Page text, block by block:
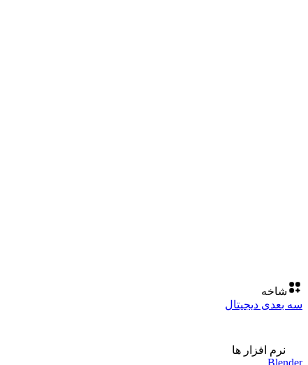
شاخه
سه بعدی دیجیتال
نرم افزار ها